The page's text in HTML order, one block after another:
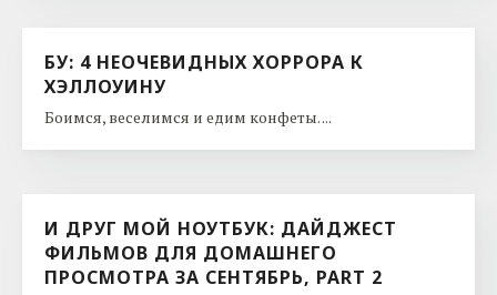
БУ: 4 НЕОЧЕВИДНЫХ ХОРРОРА К
ХЭЛЛОУИНУ
Боимся, веселимся и едим конфеты. ...
И ДРУГ МОЙ НОУТБУК: ДАЙДЖЕСТ
ФИЛЬМОВ ДЛЯ ДОМАШНЕГО
ПРОСМОТРА ЗА СЕНТЯБРЬ, PART 2